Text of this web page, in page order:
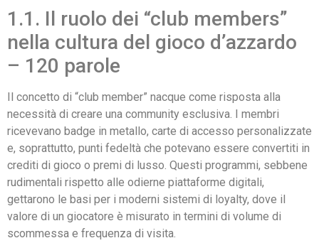
1.1. Il ruolo dei “club members”
nella cultura del gioco d’azzardo
– 120 parole
Il concetto di “club member” nacque come risposta alla
necessità di creare una community esclusiva. I membri
ricevevano badge in metallo, carte di accesso personalizzate
e, soprattutto, punti fedeltà che potevano essere convertiti in
crediti di gioco o premi di lusso. Questi programmi, sebbene
rudimentali rispetto alle odierne piattaforme digitali,
gettarono le basi per i moderni sistemi di loyalty, dove il
valore di un giocatore è misurato in termini di volume di
scommessa e frequenza di visita.